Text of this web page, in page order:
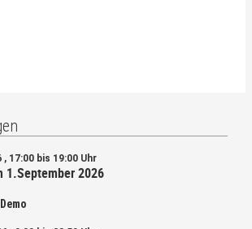
17:00 bis 19:00 Uhr
2026